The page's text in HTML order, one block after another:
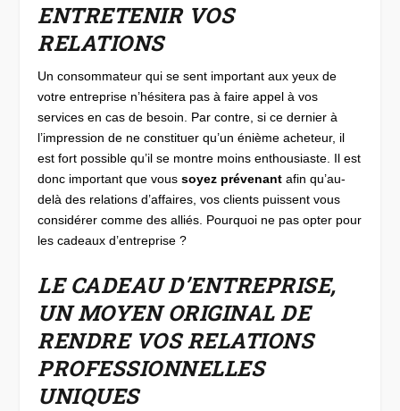
ENTRETENIR VOS
RELATIONS
Un consommateur qui se sent important aux yeux de
votre entreprise n’hésitera pas à faire appel à vos
services en cas de besoin. Par contre, si ce dernier à
l’impression de ne constituer qu’un énième acheteur, il
est fort possible qu’il se montre moins enthousiaste. Il est
donc important que voussoyez prévenant afin qu’au-
delà des relations d’affaires, vos clients puissent vous
considérer comme des alliés. Pourquoi ne pas opter pour
les cadeaux d’entreprise ?
LE CADEAU D’ENTREPRISE,
UN MOYEN ORIGINAL DE
RENDRE VOS RELATIONS
PROFESSIONNELLES
UNIQUES